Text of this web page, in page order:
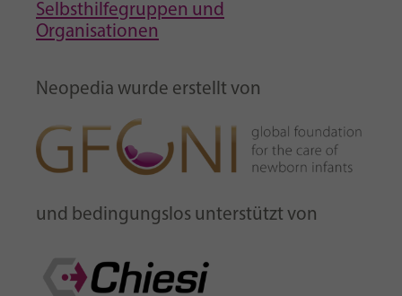
Selbsthilfegruppen und
Organisationen
Neopedia wurde erstellt von
und bedingungslos unterstützt von